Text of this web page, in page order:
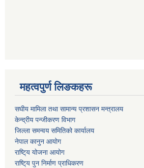
महत्वपुर्ण लिङकहरू
स‌घीय मामिला तथा सामान्य प्रशासन मन्त्रालय
केन्द्रीय पन्जीकरण विभाग
जिल्ला समन्वय समितिको कार्यालय
नेपाल कानुन आयोग
राष्टि्य योजना आयोग
राष्टि्य पुन निर्माण प्राधिकरण